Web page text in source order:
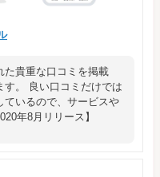
た貴重な口コミを掲載
す。 良い口コミだけでは
ているので、サービスや
年8月リリース】